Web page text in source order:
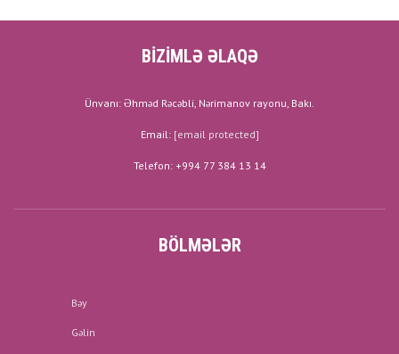
BİZİMLƏ ƏLAQƏ
Ünvanı: Əhməd Rəcəbli, Nərimanov rayonu, Bakı.
Email: [email protected]
Telefon: +994 77 384 13 14
BÖLMƏLƏR
Bəy
Gəlin